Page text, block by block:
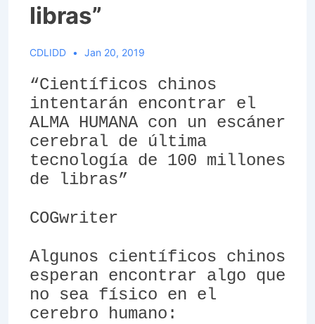
libras”
CDLIDD Jan 20, 2019
“Científicos chinos
intentarán encontrar el
ALMA HUMANA con un escáner
cerebral de última
tecnología de 100 millones
de libras”
COGwriter
Algunos científicos chinos
esperan encontrar algo que
no sea físico en el
cerebro humano: